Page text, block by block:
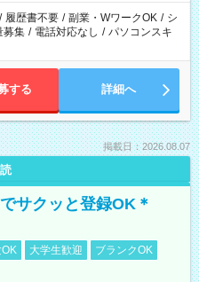
/ 履歴書不要 / 副業・WワークOK / シ
募集 / 電話対応なし / パソコンスキ
する 詳細へ
掲載日：2026.08.07
サクッと登録OK＊
大学生歓迎
ブランクOK